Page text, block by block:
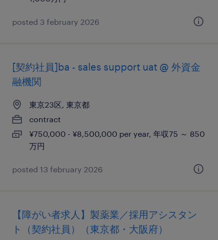
posted 3 february 2026
[契約社員]ba - sales support uat @ 外資金
融機関
東京23区, 東京都
contract
¥750,000 - ¥8,500,000 per year, 年収75 ～ 850
万円
posted 13 february 2026
【障がい者求人】製薬業／採用アシスタン
ト（契約社員）（東京都・大阪府）